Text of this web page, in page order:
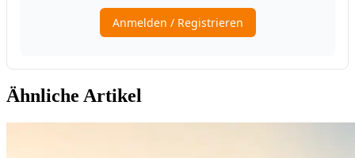
Ähnliche Artikel